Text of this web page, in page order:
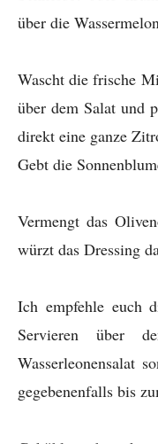
über die
Wascht die frische
über dem Salat und
direkt eine ganze
Gebt die
Vermengt das
würzt das Dressing
Ich empfehle euch
Servieren über
Wasserleonensalat
gegebenenfalls bis